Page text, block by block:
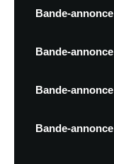
Bande-
Bande-
Bande-
Bande-